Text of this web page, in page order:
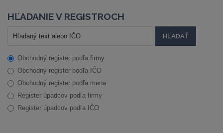
HĽADANIE V REGISTROCH
Obchodný register podľa firmy
Obchodný register podľa IČO
Obchodný register podľa mena
Register úpadcov podľa firmy
Register úpadcov podľa IČO